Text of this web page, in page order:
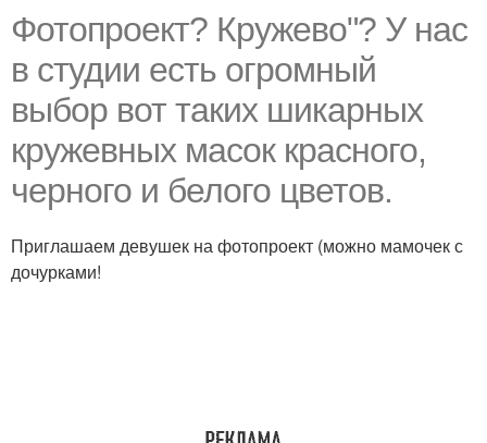
Фотопроект? Кружево"? У нас
в студии есть огромный
выбор вот таких шикарных
кружевных масок красного,
черного и белого цветов.
Приглашаем девушек на фотопроект (можно мамочек с
дочурками!